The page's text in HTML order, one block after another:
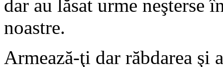
dar au lăsat urme neşterse
noastre.
Armează-ţi dar răbdarea şi